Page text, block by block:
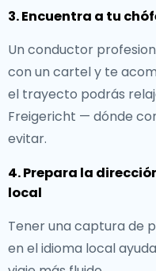
3. Encuentra a tu
Un conductor
con un cartel y te
el trayecto podrás
Freigericht — dónde
evitar.
4. Prepara la
local
Tener una captura de
en el idioma local